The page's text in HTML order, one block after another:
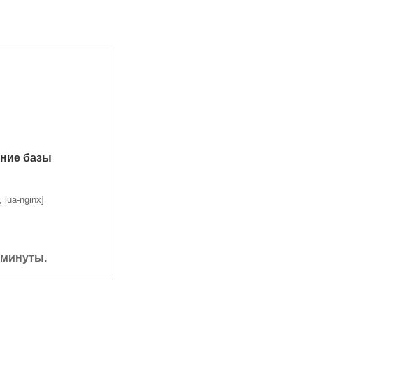
базы
lua-nginx]